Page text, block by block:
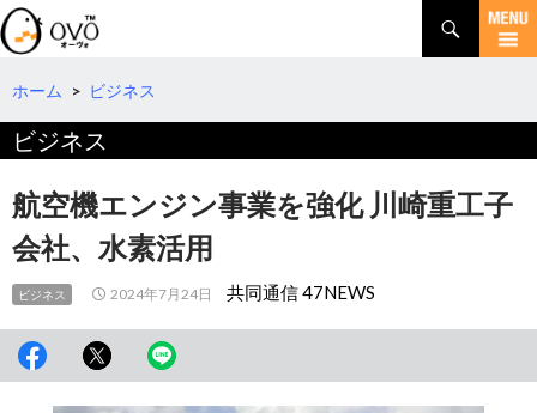
検
索
コ
テ
へ
移
動
ホーム > ビジネス
ビジネス
航空機エンジン事業を強化 川崎重工子
会社、水素活用
ビジネス 2024年7月24日 共同通信 47NEWS